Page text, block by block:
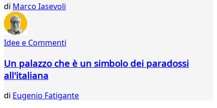
di Marco Iasevoli
Idee e Commenti
Un palazzo che è un simbolo dei paradossi
all'italiana
di Eugenio Fatigante